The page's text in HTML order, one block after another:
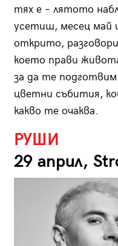
тях е – лятото
усетиш, месец май
открито,
което прави
за да те
цветни събития,
какво те очаква.
РУШИ
29 април,